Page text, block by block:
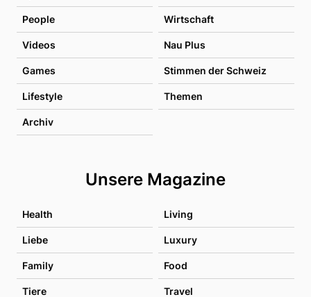
People Wirtschaft
Videos Nau Plus
Games Stimmen der Schweiz
Lifestyle Themen
Archiv
Unsere Magazine
Health Living
Liebe Luxury
Family Food
Tiere Travel